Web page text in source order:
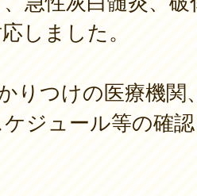
しました。
りつけの医療機関
ジュール等の確